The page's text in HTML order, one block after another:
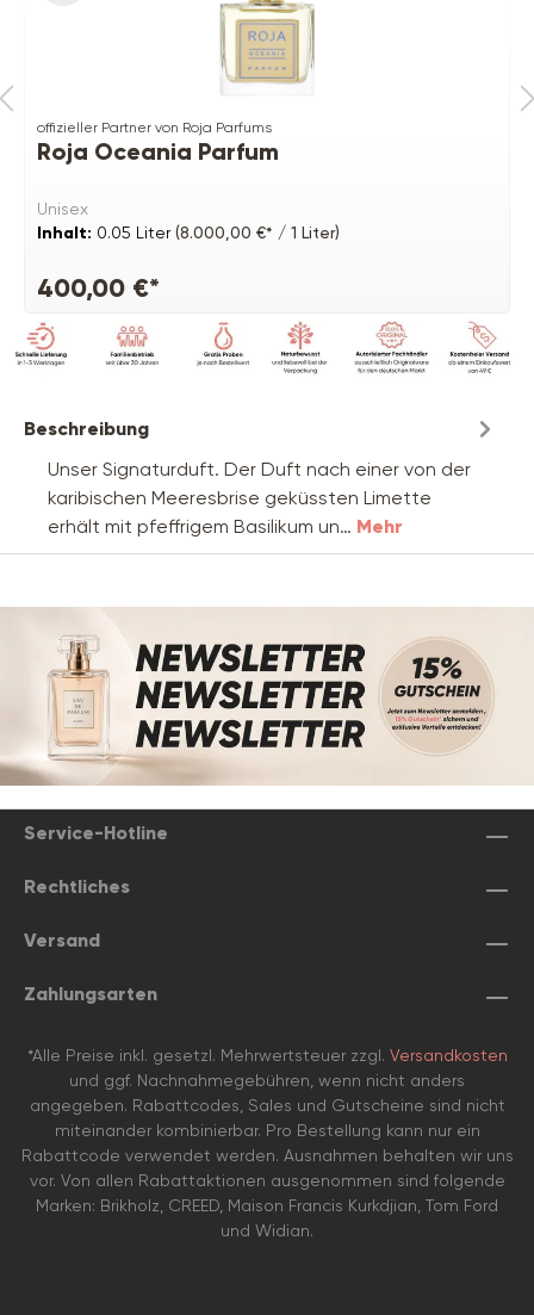
offizieller Partner von Roja Parfums
Roja Oceania Parfum
Unisex
Inhalt: 0.05 Liter(8.000,00 €* / 1 Liter)
400,00 €*
Beschreibung
Unser Signaturduft. Der Duft nach einer von der
karibischen Meeresbrise geküssten Limette
erhält mit pfeffrigem Basilikum un… Mehr
Service-Hotline
Rechtliches
Versand
Zahlungsarten
*Alle Preise inkl. gesetzl. Mehrwertsteuer zzgl. Versandkosten
und ggf. Nachnahmegebühren, wenn nicht anders
angegeben. Rabattcodes, Sales und Gutscheine sind nicht
miteinander kombinierbar. Pro Bestellung kann nur ein
Rabattcode verwendet werden. Ausnahmen behalten wir uns
vor. Von allen Rabattaktionen ausgenommen sind folgende
Marken: Brikholz, CREED, Maison Francis Kurkdjian, Tom Ford
und Widian.